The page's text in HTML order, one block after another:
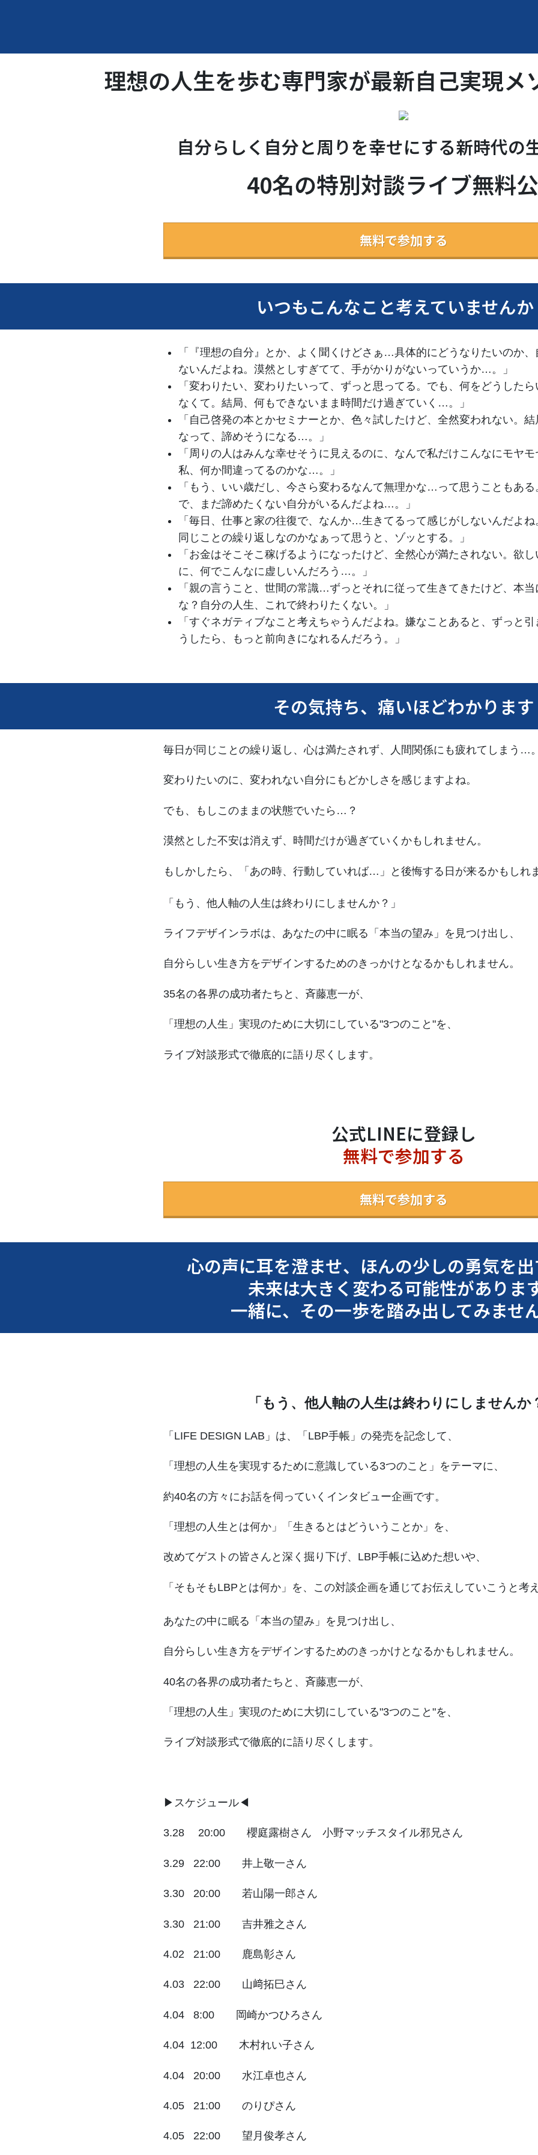
理想の人生を歩む専門家が最新自己実現メ
自分らしく自分と周りを幸せにする新時代の
40名の特別対談ライブ無料
無料で参加する
いつもこんなこと考えていません
「『理想の自分』とか、よく聞くけどさぁ…具体的にどうなりたいのか
ないんだよね。漠然としすぎてて、手がかりがないっていうか…。」
「変わりたい、変わりたいって、ずっと思ってる。でも、何をどうした
なくて。結局、何もできないまま時間だけ過ぎていく…。」
「自己啓発の本とかセミナーとか、色々試したけど、全然変われない。
なって、諦めそうになる…。」
「周りの人はみんな幸せそうに見えるのに、なんで私だけこんなにモヤ
私、何か間違ってるのかな…。」
「もう、いい歳だし、今さら変わるなんて無理かな…って思うこともあ
で、まだ諦めたくない自分がいるんだよね…。」
「毎日、仕事と家の往復で、なんか…生きてるって感じがしないんだよ
同じことの繰り返しなのかなぁって思うと、ゾッとする。」
「お金はそこそこ稼げるようになったけど、全然心が満たされない。欲
に、何でこんなに虚しいんだろう…。」
「親の言うこと、世間の常識…ずっとそれに従って生きてきたけど、本
な？自分の人生、これで終わりたくない。」
「すぐネガティブなこと考えちゃうんだよね。嫌なことあると、ずっと
うしたら、もっと前向きになれるんだろう。」
その気持ち、痛いほどわかります
毎日が同じことの繰り返し、心は満たされず、人間関係にも疲れてしまう…
変わりたいのに、変われない自分にもどかしさを感じますよね。
でも、もしこのままの状態でいたら…？
漠然とした不安は消えず、時間だけが過ぎていくかもしれません。
もしかしたら、「あの時、行動していれば…」と後悔する日が来るかもしれ
「もう、他人軸の人生は終わりにしませんか？」
ライフデザインラボは、あなたの中に眠る「本当の望み」を見つけ出し、
自分らしい生き方をデザインするためのきっかけとなるかもしれません。
35名の各界の成功者たちと、斉藤恵一が、
「理想の人生」実現のために大切にしている"3つのこと"を、
ライブ対談形式で徹底的に語り尽くします。
公式LINEに登録し
無料で参加する
無料で参加する
心の声に耳を澄ませ、ほんの少しの勇気を
未来は大きく変わる可能性がありま
一緒に、その一歩を踏み出してみませ
「もう、他人軸の人生は終わりにしませんか
「LIFE DESIGN LAB」は、「LBP手帳」の発売を記念して、
「理想の人生を実現するために意識している3つのこと」をテーマに、
約40名の方々にお話を伺っていくインタビュー企画です。
「理想の人生とは何か」「生きるとはどういうことか」を、
改めてゲストの皆さんと深く掘り下げ、 LBP手帳に込めた想いや、
「そもそもLBPとは何か」を、 この対談企画を通じてお伝えしていこうと考
あなたの中に眠る「本当の望み」を見つけ出し、
自分らしい生き方をデザインするためのきっかけとなるかもしれません。
40名の各界の成功者たちと、斉藤恵一が、
「理想の人生」実現のために大切にしている"3つのこと"を、
ライブ対談形式で徹底的に語り尽くします。
▶︎スケジュール◀︎
3.28 20:00 櫻庭露樹さん 小野マッチスタイル邪兄さん
3.29 22:00 井上敬一さん
3.30 20:00 若山陽一郎さん
3.30 21:00 吉井雅之さん
4.02 21:00 鹿島彰さん
4.03 22:00 山﨑拓巳さん
4.04 8:00 岡崎かつひろさん
4.04 12:00 木村れい子さん
4.04 20:00 水江卓也さん
4.05 21:00 のりぴさん
4.05 22:00 望月俊孝さん